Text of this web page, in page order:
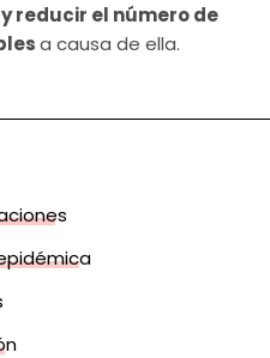
reducir el número de
a causa de ella.